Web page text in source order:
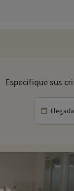
en este caso
y todos se diviertan.
y muchas otras
podrá disfrutar del
helado, un cóctel o un
la isla de Oléron,
al aire
que destaca el
Especifique sus
Llegada